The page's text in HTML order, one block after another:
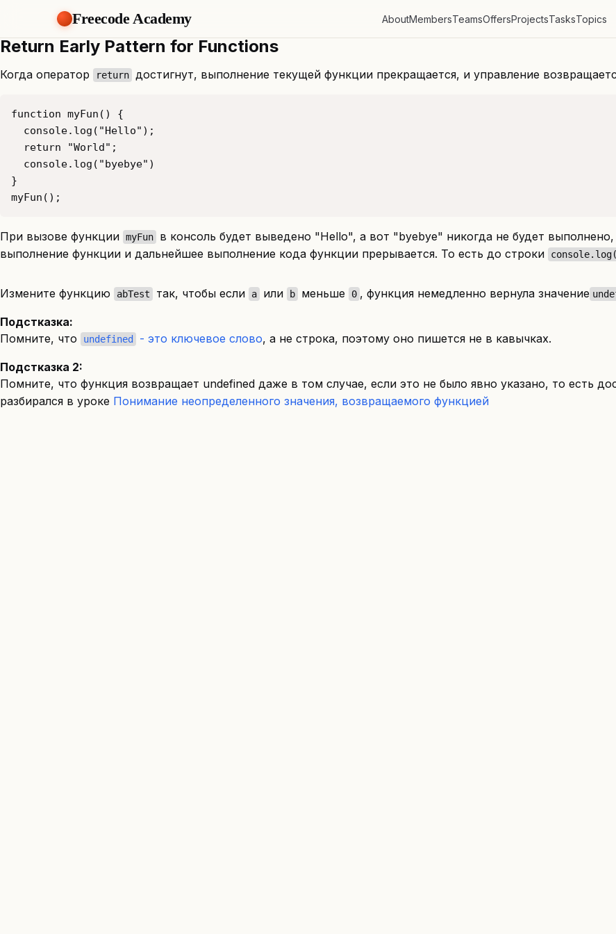
Freecode Academy AboutMembersTeamsOffersProjectsTasksTopics
Return Early Pattern for Functions
Когда оператор return достигнут, выполнение текущей функции прекращается, и управление
myFun();
При вызове функции myFun
в консоль будет выведено "Hello", а вот "byebye" никогда не будет
выполнение функции и дальнейшее выполнение кода функции прерывается. То есть до строки
Измените функцию abTest так, чтобы если a или b меньше 0 , функция немедленно вернула значение
Подстказка:
Помните, что
undefined - это ключевое слово, а не строка, поэтому оно пишется не в кавычках.
Подстказка 2:
Помните, что функция возвращает undefined даже в том случае, если это не было явно указано, то есть
разбирался в уроке Понимание неопределенного значения, возвращаемого функцией